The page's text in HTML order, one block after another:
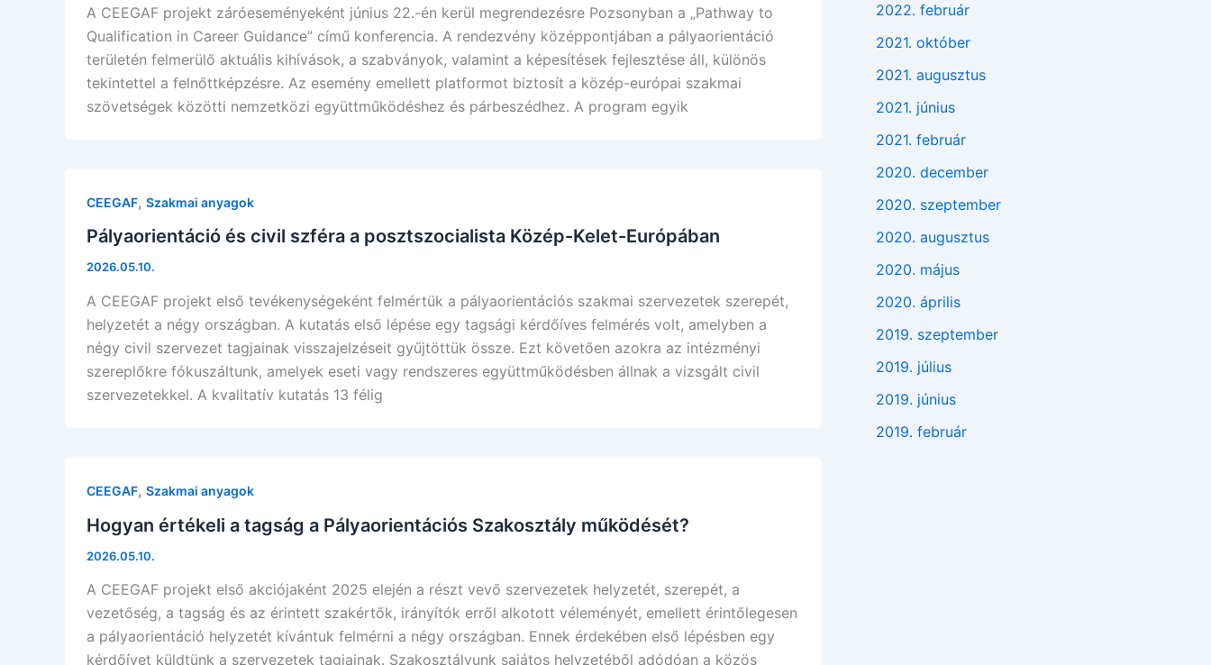
A CEEGAF projekt záróeseményeként június 22.-én kerül megrendezésre Pozsonyban a „Pathway to
Qualification in Career Guidance” című konferencia. A rendezvény középpontjában a pályaorientáció
területén felmerülő aktuális kihívások, a szabványok, valamint a képesítések fejlesztése áll, különös
tekintettel a felnőttképzésre. Az esemény emellett platformot biztosít a közép-európai szakmai
szövetségek közötti nemzetközi együttműködéshez és párbeszédhez. A program egyik
CEEGAF, Szakmai anyagok
Pályaorientáció és civil szféra a posztszocialista Közép-Kelet-Európában
2026.05.10.
A CEEGAF projekt első tevékenységeként felmértük a pályaorientációs szakmai szervezetek szerepét,
helyzetét a négy országban. A kutatás első lépése egy tagsági kérdőíves felmérés volt, amelyben a
négy civil szervezet tagjainak visszajelzéseit gyűjtöttük össze. Ezt követően azokra az intézményi
szereplőkre fókuszáltunk, amelyek eseti vagy rendszeres együttműködésben állnak a vizsgált civil
szervezetekkel. A kvalitatív kutatás 13 félig
CEEGAF, Szakmai anyagok
Hogyan értékeli a tagság a Pályaorientációs Szakosztály működését?
2026.05.10.
A CEEGAF projekt első akciójaként 2025 elején a részt vevő szervezetek helyzetét, szerepét, a
vezetőség, a tagság és az érintett szakértők, irányítók erről alkotott véleményét, emellett érintőlegesen
a pályaorientáció helyzetét kívántuk felmérni a négy országban. Ennek érdekében első lépésben egy
kérdőívet küldtünk a szervezetek tagjainak. Szakosztályunk sajátos helyzetéből adódóan a közös
2022. február
2021. október
2021. augusztus
2021. június
2021. február
2020. december
2020. szeptember
2020. augusztus
2020. május
2020. április
2019. szeptember
2019. július
2019. június
2019. február